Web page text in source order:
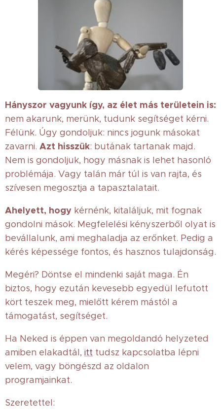
Hányszor vagyunk így, az élet más területein is:
nem akarunk, merünk, tudunk segítséget kérni.
Félünk. Úgy gondoljuk: nincs jogunk másokat
zavarni. Azt hisszük: butának tartanak majd.
Nem is gondoljuk, hogy másnak is lehet hasonló
problémája. Vagy talán már túl is van rajta, és
szívesen megosztja a tapasztalatait.
Ahelyett, hogy kérnénk, kitaláljuk, mit fognak
gondolni mások. Megfelelési kényszerből olyat is
bevállalunk, ami meghaladja az erőnket. Pedig a
kérés képessége fontos, és hasznos tulajdonság.
Megéri? Döntse el mindenki saját maga. Én
biztos, hogy ezután kevesebb egyedül lefutott
kört teszek meg, mielőtt kérem mástól a
támogatást, segítséget.
Ha Neked is éppen van megoldandó helyzeted
amiben elakadtál, itt tudsz kapcsolatba lépni
velem, vagy böngészd az oldalon
programjainkat.
Szeretettel: